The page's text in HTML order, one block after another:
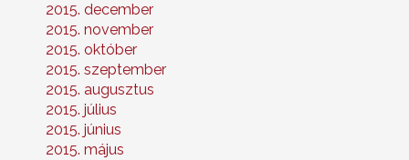
2015. december
2015. november
2015. október
2015. szeptember
2015. augusztus
2015. július
2015. június
2015. május